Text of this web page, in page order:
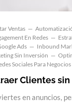
Ventas
En Redes
Ads Inbound
Sin Inversión
Sociales Para Negocios
Clientes sin
en anuncios,